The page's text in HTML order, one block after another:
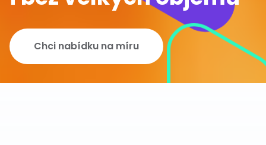
Chci nabídku na míru